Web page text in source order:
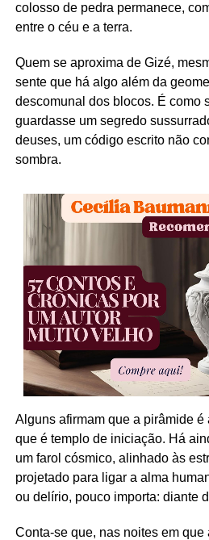
colosso de pedra permanece,
entre o céu e a terra.
Quem se aproxima de Gizé,
sente que há algo além da
descomunal dos blocos. É como
guardasse um segredo
deuses, um código escrito não
sombra.
Alguns afirmam que a pirâmide é
que é templo de iniciação. Há
um farol cósmico, alinhado às
projetado para ligar a alma
ou delírio, pouco importa: diante
Conta-se que, nas noites em que